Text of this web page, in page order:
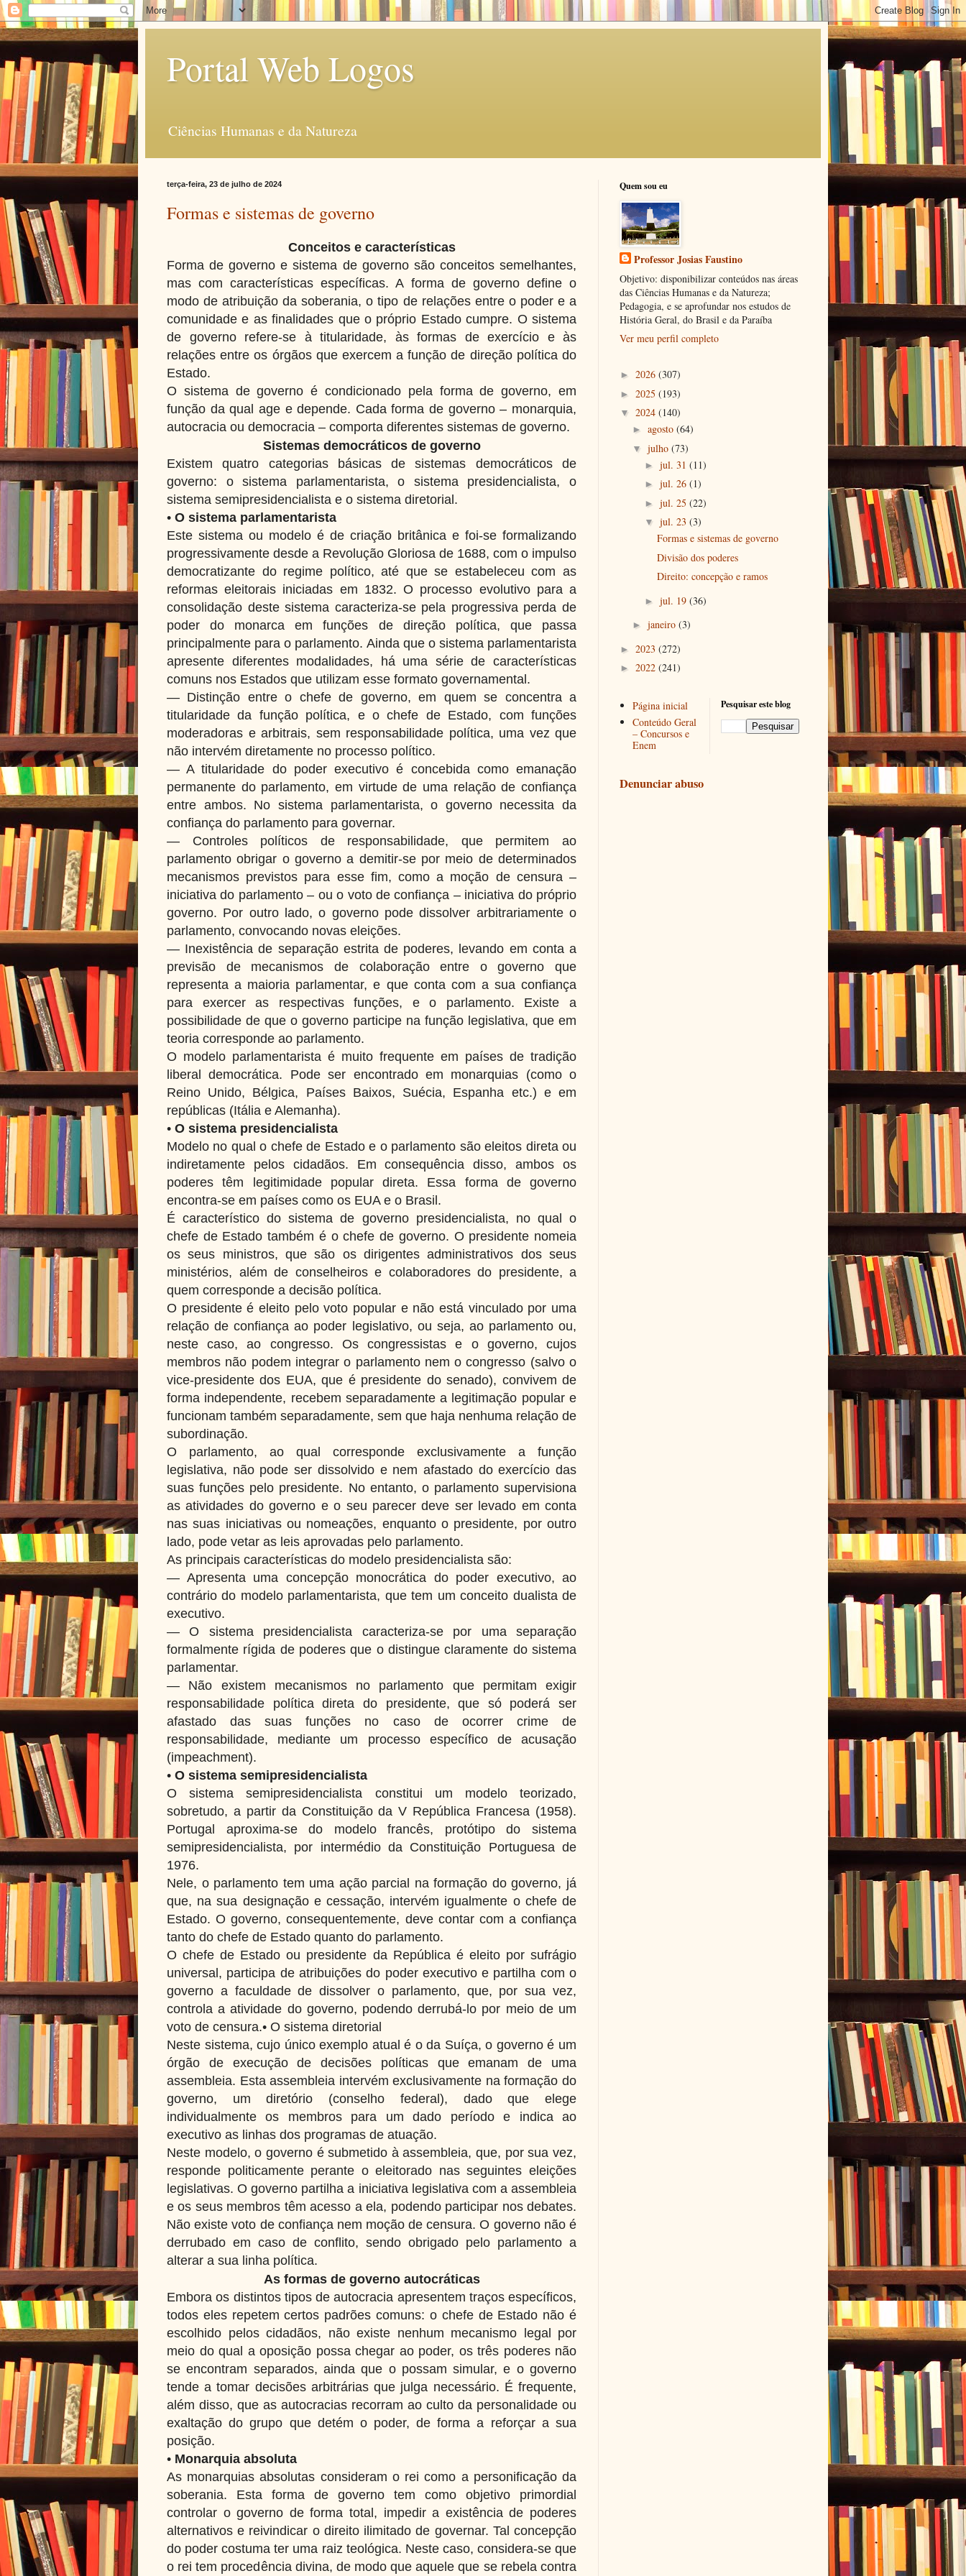
Portal Web Logos
Ciências Humanas e da Natureza
terça-feira, 23 de julho de 2024
Formas e sistemas de governo
Conceitos e características
Forma de governo e sistema de governo são conceitos semelhantes,
mas com características específicas. A forma de governo define o
modo de atribuição da soberania, o tipo de relações entre o poder e a
comunidade e as finalidades que o próprio Estado cumpre. O sistema
de governo refere-se à titularidade, às formas de exercício e às
relações entre os órgãos que exercem a função de direção política do
Estado.
O sistema de governo é condicionado pela forma de governo, em
função da qual age e depende. Cada forma de governo – monarquia,
autocracia ou democracia – comporta diferentes sistemas de governo.
Sistemas democráticos de governo
Existem quatro categorias básicas de sistemas democráticos de
governo: o sistema parlamentarista, o sistema presidencialista, o
sistema semipresidencialista e o sistema diretorial.
• O sistema parlamentarista
Este sistema ou modelo é de criação britânica e foi-se formalizando
progressivamente desde a Revolução Gloriosa de 1688, com o impulso
democratizante do regime político, até que se estabeleceu com as
reformas eleitorais iniciadas em 1832. O processo evolutivo para a
consolidação deste sistema caracteriza-se pela progressiva perda de
poder do monarca em funções de direção política, que passa
principalmente para o parlamento. Ainda que o sistema parlamentarista
apresente diferentes modalidades, há uma série de características
comuns nos Estados que utilizam esse formato governamental.
— Distinção entre o chefe de governo, em quem se concentra a
titularidade da função política, e o chefe de Estado, com funções
moderadoras e arbitrais, sem responsabilidade política, uma vez que
não intervém diretamente no processo político.
— A titularidade do poder executivo é concebida como emanação
permanente do parlamento, em virtude de uma relação de confiança
entre ambos. No sistema parlamentarista, o governo necessita da
confiança do parlamento para governar.
— Controles políticos de responsabilidade, que permitem ao
parlamento obrigar o governo a demitir-se por meio de determinados
mecanismos previstos para esse fim, como a moção de censura –
iniciativa do parlamento – ou o voto de confiança – iniciativa do próprio
governo. Por outro lado, o governo pode dissolver arbitrariamente o
parlamento, convocando novas eleições.
— Inexistência de separação estrita de poderes, levando em conta a
previsão de mecanismos de colaboração entre o governo que
representa a maioria parlamentar, e que conta com a sua confiança
para exercer as respectivas funções, e o parlamento. Existe a
possibilidade de que o governo participe na função legislativa, que em
teoria corresponde ao parlamento.
O modelo parlamentarista é muito frequente em países de tradição
liberal democrática. Pode ser encontrado em monarquias (como o
Reino Unido, Bélgica, Países Baixos, Suécia, Espanha etc.) e em
repúblicas (Itália e Alemanha).
• O sistema presidencialista
Modelo no qual o chefe de Estado e o parlamento são eleitos direta ou
indiretamente pelos cidadãos. Em consequência disso, ambos os
poderes têm legitimidade popular direta. Essa forma de governo
encontra-se em países como os EUA e o Brasil.
É característico do sistema de governo presidencialista, no qual o
chefe de Estado também é o chefe de governo. O presidente nomeia
os seus ministros, que são os dirigentes administrativos dos seus
ministérios, além de conselheiros e colaboradores do presidente, a
quem corresponde a decisão política.
O presidente é eleito pelo voto popular e não está vinculado por uma
relação de confiança ao poder legislativo, ou seja, ao parlamento ou,
neste caso, ao congresso. Os congressistas e o governo, cujos
membros não podem integrar o parlamento nem o congresso (salvo o
vice-presidente dos EUA, que é presidente do senado), convivem de
forma independente, recebem separadamente a legitimação popular e
funcionam também separadamente, sem que haja nenhuma relação de
subordinação.
O parlamento, ao qual corresponde exclusivamente a função
legislativa, não pode ser dissolvido e nem afastado do exercício das
suas funções pelo presidente. No entanto, o parlamento supervisiona
as atividades do governo e o seu parecer deve ser levado em conta
nas suas iniciativas ou nomeações, enquanto o presidente, por outro
lado, pode vetar as leis aprovadas pelo parlamento.
As principais características do modelo presidencialista são:
— Apresenta uma concepção monocrática do poder executivo, ao
contrário do modelo parlamentarista, que tem um conceito dualista de
executivo.
— O sistema presidencialista caracteriza-se por uma separação
formalmente rígida de poderes que o distingue claramente do sistema
parlamentar.
— Não existem mecanismos no parlamento que permitam exigir
responsabilidade política direta do presidente, que só poderá ser
afastado das suas funções no caso de ocorrer crime de
responsabilidade, mediante um processo específico de acusação
(impeachment).
• O sistema semipresidencialista
O sistema semipresidencialista constitui um modelo teorizado,
sobretudo, a partir da Constituição da V República Francesa (1958).
Portugal aproxima-se do modelo francês, protótipo do sistema
semipresidencialista, por intermédio da Constituição Portuguesa de
1976.
Nele, o parlamento tem uma ação parcial na formação do governo, já
que, na sua designação e cessação, intervém igualmente o chefe de
Estado. O governo, consequentemente, deve contar com a confiança
tanto do chefe de Estado quanto do parlamento.
O chefe de Estado ou presidente da República é eleito por sufrágio
universal, participa de atribuições do poder executivo e partilha com o
governo a faculdade de dissolver o parlamento, que, por sua vez,
controla a atividade do governo, podendo derrubá-lo por meio de um
voto de censura.• O sistema diretorial
Neste sistema, cujo único exemplo atual é o da Suíça, o governo é um
órgão de execução de decisões políticas que emanam de uma
assembleia. Esta assembleia intervém exclusivamente na formação do
governo, um diretório (conselho federal), dado que elege
individualmente os membros para um dado período e indica ao
executivo as linhas dos programas de atuação.
Neste modelo, o governo é submetido à assembleia, que, por sua vez,
responde politicamente perante o eleitorado nas seguintes eleições
legislativas. O governo partilha a iniciativa legislativa com a assembleia
e os seus membros têm acesso a ela, podendo participar nos debates.
Não existe voto de confiança nem moção de censura. O governo não é
derrubado em caso de conflito, sendo obrigado pelo parlamento a
alterar a sua linha política.
As formas de governo autocráticas
Embora os distintos tipos de autocracia apresentem traços específicos,
todos eles repetem certos padrões comuns: o chefe de Estado não é
escolhido pelos cidadãos, não existe nenhum mecanismo legal por
meio do qual a oposição possa chegar ao poder, os três poderes não
se encontram separados, ainda que o possam simular, e o governo
tende a tomar decisões arbitrárias que julga necessário. É frequente,
além disso, que as autocracias recorram ao culto da personalidade ou
exaltação do grupo que detém o poder, de forma a reforçar a sua
posição.
• Monarquia absoluta
As monarquias absolutas consideram o rei como a personificação da
soberania. Esta forma de governo tem como objetivo primordial
controlar o governo de forma total, impedir a existência de poderes
alternativos e reivindicar o direito ilimitado de governar. Tal concepção
do poder costuma ter uma raiz teológica. Neste caso, considera-se que
o rei tem procedência divina, de modo que aquele que se rebela contra
Quem sou eu
Professor Josias Faustino
Objetivo: disponibilizar conteúdos nas áreas
das Ciências Humanas e da Natureza;
Pedagogia, e se aprofundar nos estudos de
História Geral, do Brasil e da Paraíba
Ver meu perfil completo
► 2026 (307)
► 2025 (193)
▼ 2024 (140)
► agosto (64)
▼ julho (73)
► jul. 31 (11)
► jul. 26 (1)
► jul. 25 (22)
▼ jul. 23 (3)
Formas e sistemas de governo
Divisão dos poderes
Direito: concepção e ramos
► jul. 19 (36)
► janeiro (3)
► 2023 (272)
► 2022 (241)
Página inicial
Conteúdo Geral
– Concursos e
Enem
Pesquisar este blog
Denunciar abuso